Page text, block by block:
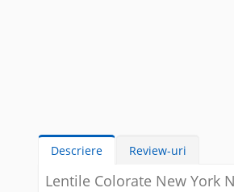
Descriere Review-uri
Lentile Colorate New York